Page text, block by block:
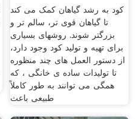
کود به رشد گیاهان کمک می کند
تا گیاهان قوی تر، سالم تر و
بزرگتر شوند. روشهای بسیاری
برای تهیه و تولید کود وجود دارد،
از دستور العمل های چند منظوره
تا تولیدات ساده ی خانگی ، که
همگی می توانند به طور کاملاً
طبیعی باعث